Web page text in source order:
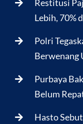
Restitusi
Lebih, 70%
Polri
Berwenang
Purbaya
Belum
Hasto